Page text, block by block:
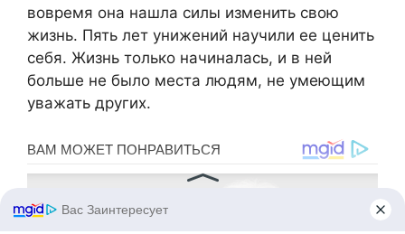
вовремя она нашла силы изменить свою
жизнь. Пять лет унижений научили ее ценить
себя. Жизнь только начиналась, и в ней
больше не было места людям, не умеющим
уважать других.